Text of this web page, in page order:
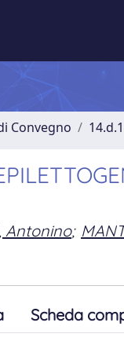
Convegno
Antonino;
Scheda